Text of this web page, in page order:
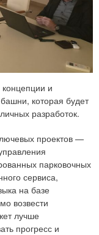
и
которая будет
разработок.
проектов —
парковочных
сервиса,
на базе
возвести
лучше
прогресс и